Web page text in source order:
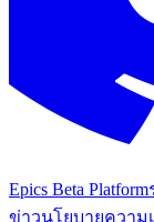
Epics Beta Platform
ข่าวนโยบายความ